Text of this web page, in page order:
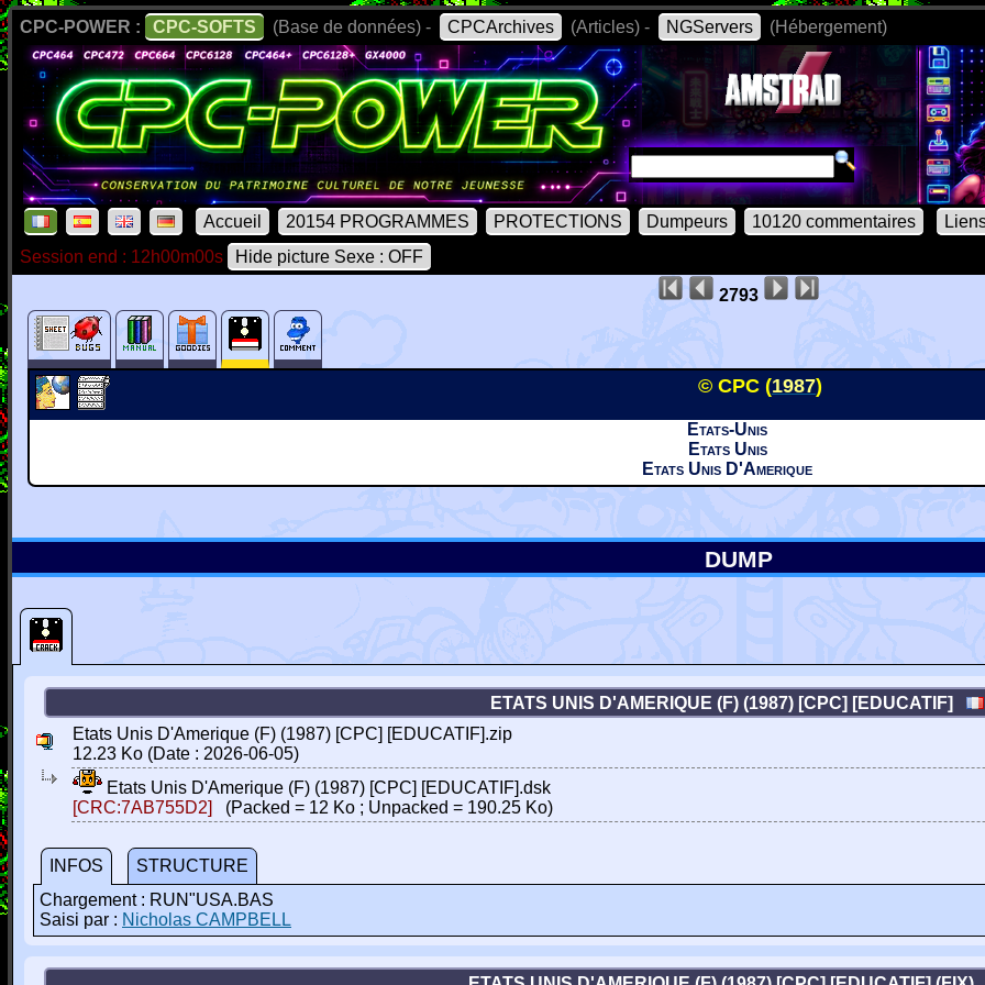
CPC-POWER : CPC-SOFTS (Base de données) - CPCArchives (Articles) - NGServers (Hébergement)
Accueil 20154 PROGRAMMES PROTECTIONS Dumpeurs 10120 commentaires
Session end : 12h00m00s
Hide picture Sexe : OFF
2793
© CPC (1987)
Etats-Unis
Etats Unis
Etats Unis D'Amerique
DUMP
ETATS UNIS D'AMERIQUE (F) (1987) [CPC] [EDUCATIF]
Etats Unis D'Amerique (F) (1987) [CPC] [EDUCATIF].zip
12.23 Ko (Date : 2026-06-05)
Etats Unis D'Amerique (F) (1987) [CPC] [EDUCATIF].dsk
[CRC:7AB755D2]
(Packed = 12 Ko ; Unpacked = 190.25 Ko)
INFOS
STRUCTURE
Chargement : RUN"USA.BAS
Saisi par : Nicholas CAMPBELL